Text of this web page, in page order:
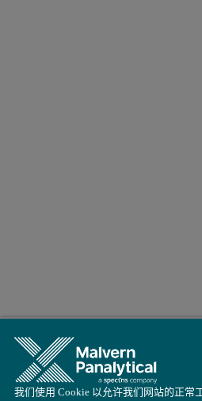
我们使用 Cookie 以允许我们网站的正常